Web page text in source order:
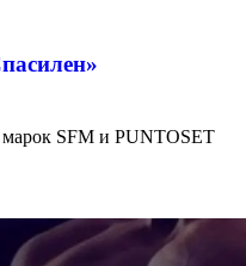
SFM и PUNTOSET